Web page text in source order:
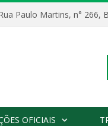
Paulo Martins, n°
OFICIAIS